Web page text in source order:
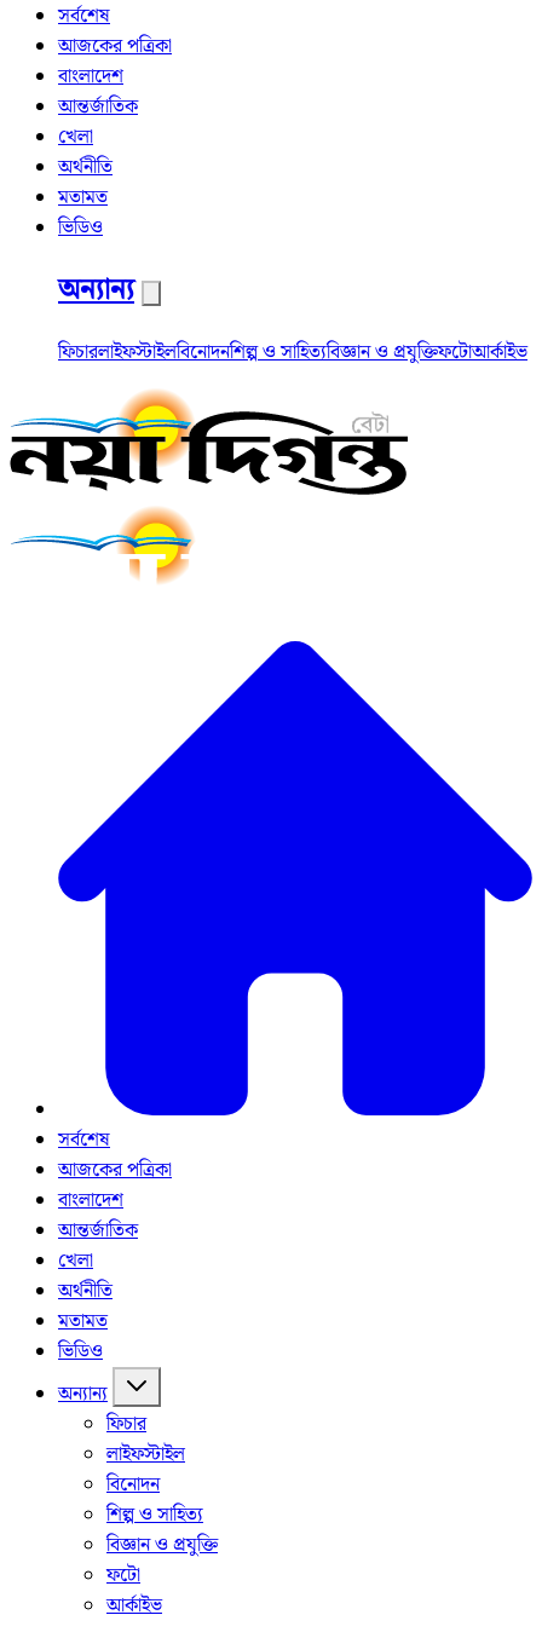
সর্বশেষ
আজকের পত্রিকা
বাংলাদেশ
আন্তর্জাতিক
খেলা
অর্থনীতি
মতামত
ভিডিও
অন্যান্য
ফিচারলাইফস্টাইলবিনোদনশিল্প ও সাহিত্যবিজ্ঞান ও প্রযুক্তিফটোআর্কাইভ
সর্বশেষ
আজকের পত্রিকা
বাংলাদেশ
আন্তর্জাতিক
খেলা
অর্থনীতি
মতামত
ভিডিও
অন্যান্য
ফিচার
লাইফস্টাইল
বিনোদন
শিল্প ও সাহিত্য
বিজ্ঞান ও প্রযুক্তি
ফটো
আর্কাইভ